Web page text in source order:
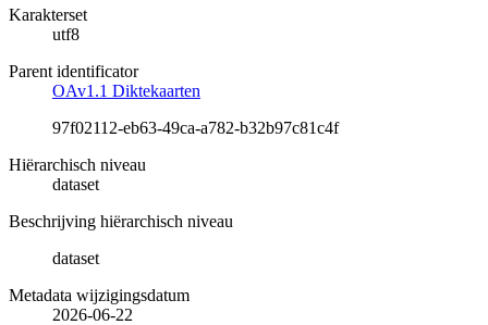
Karakterset
utf8
Parent identificator
OAv1.1 Diktekaarten
97f02112-eb63-49ca-a782-b32b97c81c4f
Hiërarchisch niveau
dataset
Beschrijving hiërarchisch niveau
dataset
Metadata wijzigingsdatum
2026-06-22